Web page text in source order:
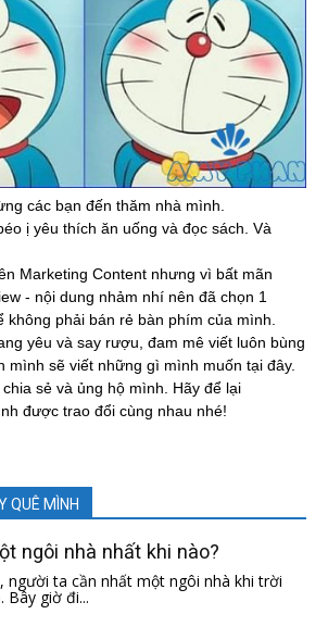
các bạn đến thăm nhà mình.
ị yêu thích ăn uống và đọc sách. Và
Marketing Content nhưng vì bất mãn
- nội dung nhảm nhí nên đã chọn 1
không phải bán rẻ bàn phím của mình.
yêu và say rượu, đam mê viết luôn bùng
mình sẽ viết những gì mình muốn tại đây.
sẻ và ủng hộ mình. Hãy để lại
được trao đổi cùng nhau nhé!
QUÊ MÌNH
ngôi nhà nhất khi nào?
người ta cần nhất một ngôi nhà khi trời
Bây giờ đi...